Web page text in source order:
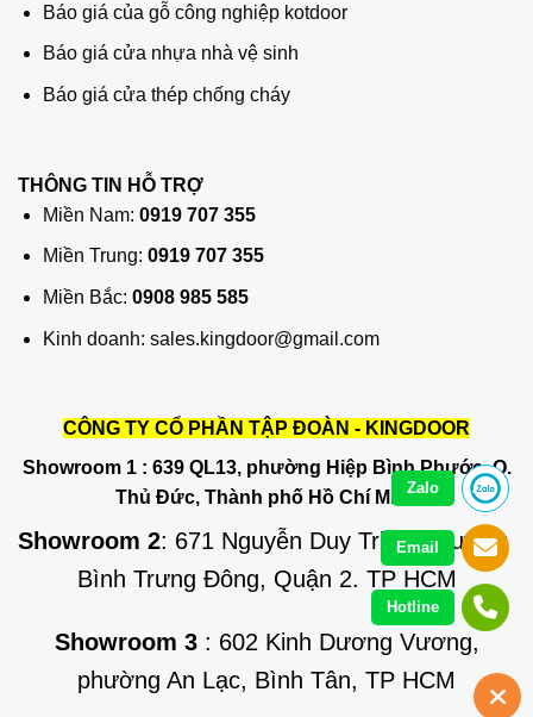
Báo giá của gỗ công nghiệp kotdoor
Báo giá cửa nhựa nhà vệ sinh
Báo giá cửa thép chống cháy
THÔNG TIN HỖ TRỢ
Miền Nam: 0919 707 355
Miền Trung: 0919 707 355
Miền Bắc: 0908 985 585
Kinh doanh: sales.kingdoor@gmail.com
CÔNG TY CỔ PHẦN TẬP ĐOÀN - KINGDOOR
Showroom 1: 639 QL13, phường Hiệp Bình Phước, Q.
Thủ Đức, Thành phố Hồ Chí Minh
Showroom 2: 671 Nguyễn Duy Trinh, phường
Bình Trưng Đông, Quận 2. TP HCM
Showroom 3: 602 Kinh Dương Vương,
phường An Lạc, Bình Tân, TP HCM
Zalo
Email
Hotline